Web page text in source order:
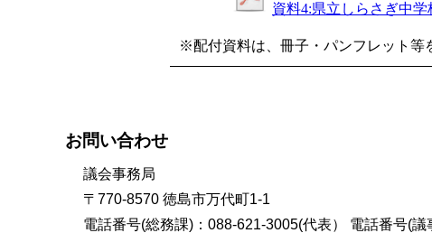
資料4:県立しらさぎ中
※配付資料は、冊子・パンフレット等
お問い合わせ
議会事務局
〒770-8570 徳島市万代町1-1
電話番号(総務課)：088-621-3005(代表） 電話番号(